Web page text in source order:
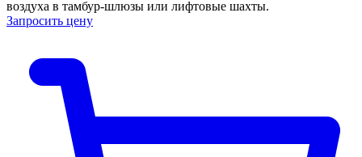
воздуха в тамбур-шлюзы или лифтовые шахты.
Запросить цену